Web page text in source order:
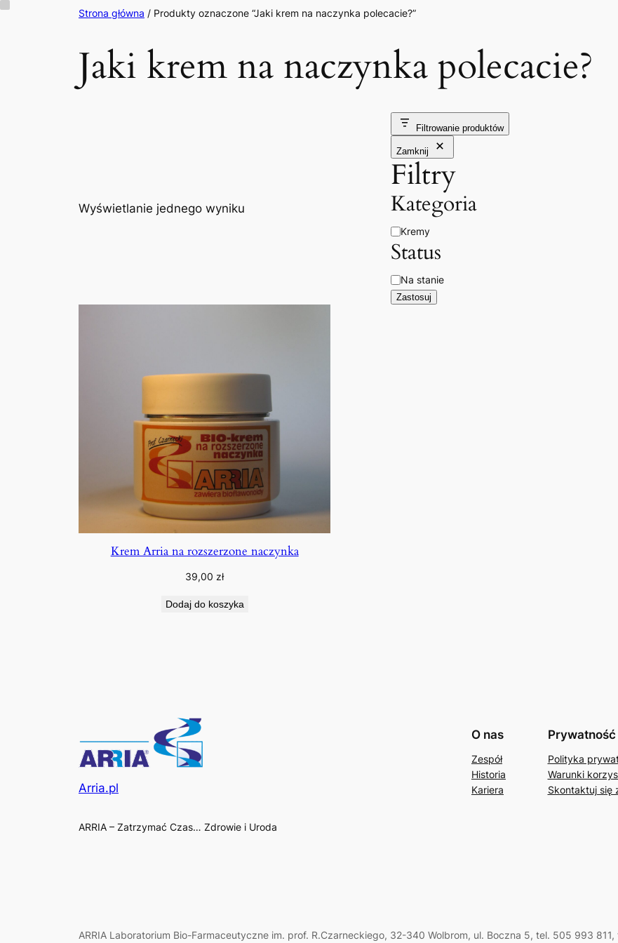
Przejdź
Strona główna / Produkty oznaczone “Jaki krem na naczynka polecacie?”
Jaki krem na naczynka polecacie?
Wyświetlanie jednego wyniku
Filtrowanie produktów
Zamknij
Filtry
Kategoria
Kategoria
Kremy
Status
Dostępność
Na stanie
Zastosuj
Krem Arria na rozszerzone naczynka
39,00 zł
Dodaj do koszyka
Arria.pl
ARRIA – Zatrzymać Czas… Zdrowie i Uroda
O nas
Zespół
Historia
Kariera
Prywatność
Polityka
Warunki
Skontaktuj się
ARRIA Laboratorium Bio-Farmaceutyczne im. prof. R.Czarneckiego, 32-340 Wolbrom, ul. Boczna 5, tel. 505 993